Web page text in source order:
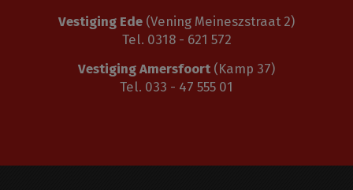
Vestiging Ede (Vening Meineszstraat 2)
Tel. 0318 - 621 572
Vestiging Amersfoort (Kamp 37)
Tel. 033 - 47 555 01